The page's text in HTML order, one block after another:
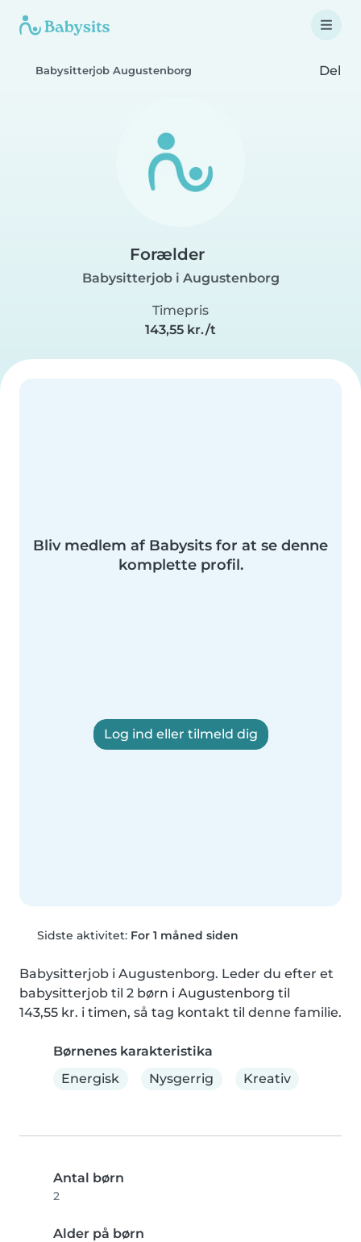
Babysitterjob Augustenborg Del
Forælder
Babysitterjob i Augustenborg
Timepris
143,55 kr./t
Bliv medlem af Babysits for at se denne
komplette profil.
Log ind eller tilmeld dig
Sidste aktivitet: For 1 måned siden
Babysitterjob i Augustenborg. Leder du efter et
babysitterjob til 2 børn i Augustenborg til
143,55 kr. i timen, så tag kontakt til denne familie.
Børnenes karakteristika
Energisk
Nysgerrig Kreativ
Antal børn
2
Alder på børn